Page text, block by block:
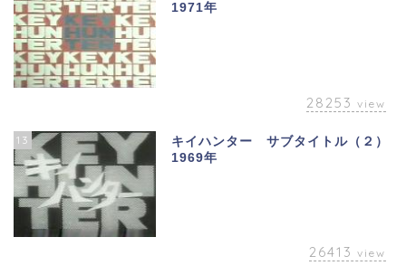
1971年
28253 view
13
キイハンター サブタイトル（２）
1969年
26413 view